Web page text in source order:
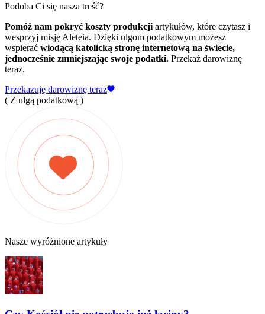
Podoba Ci się nasza treść?
Pomóż nam pokryć koszty produkcji artykułów, które czytasz i
wesprzyj misję Aleteia. Dzięki ulgom podatkowym możesz
wspierać wiodącą katolicką stronę internetową na świecie,
jednocześnie zmniejszając swoje podatki. Przekaż darowiznę
teraz.
Przekazuję darowiznę teraz
( Z ulgą podatkową )
Nasze wyróżnione artykuły